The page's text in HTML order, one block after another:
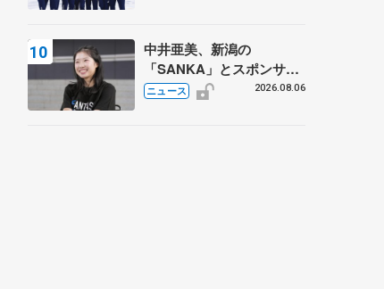
園子らコーチも
中井亜美、新潟の
「SANKA」とスポンサー
契約 「全力で応援」とコ
ニュース 2026.08.06